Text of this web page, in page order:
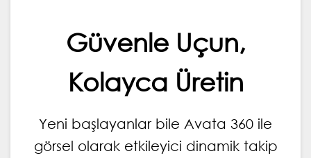
Güvenle Uçun,
Kolayca Üretin
Yeni başlayanlar bile Avata 360 ile
görsel olarak etkileyici dinamik takip